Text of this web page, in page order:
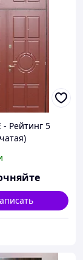
- Рейтинг 5